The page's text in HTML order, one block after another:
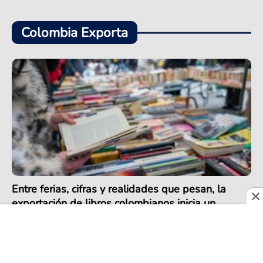
Colombia Exporta
Entre ferias, cifras y realidades que pesan, la
exportación de libros colombianos inicia un